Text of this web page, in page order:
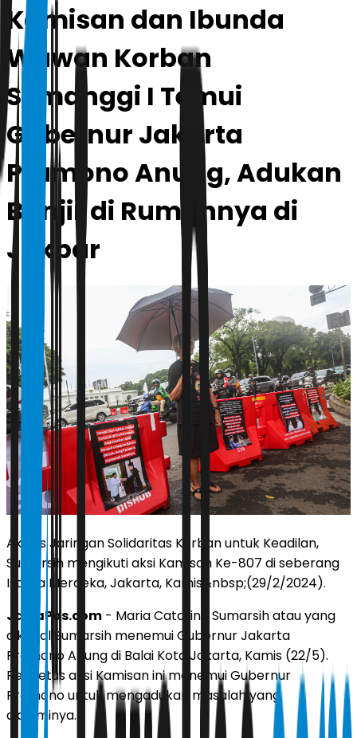
Kamisan dan Ibunda
Wawan Korban
Semanggi I Temui
Gubernur Jakarta
Pramono Anung, Adukan
Banjir di Rumahnya di
Jakbar
Aktivis Jaringan Solidaritas Korban untuk Keadilan,
Sumarsih mengikuti aksi Kamisan Ke-807 di seberang
Istana Merdeka, Jakarta, Kamis&nbsp;(29/2/2024).
JawaPos.com - Maria Catarina Sumarsih atau yang
dikenal Sumarsih menemui Gubernur Jakarta
Pramono Anung di Balai Kota Jakarta, Kamis (22/5).
Pencetus aksi Kamisan ini menemui Gubernur
Pramono untuk mengadukan masalah yang
dialaminya.